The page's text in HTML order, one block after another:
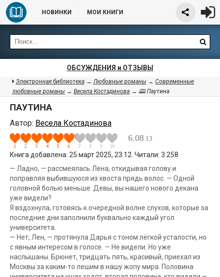
НОВИНКИ МОИ КНИГИ
ОБСУЖДЕНИЯ и ОТЗЫВЫ
Электронная библиотека →Любовные романы → Современные
любовные романы → Весела Костадинова → 🕮 Паутина
ПАУТИНА
Автор: Весела Костадинова
6.08 13
Книга добавлена: 25 март 2025, 23:12. Читали: 3 258
— Ладно, — рассмеялась Лена, откидывая голову и
поправляя выбившуюся из хвоста прядь волос. — Одной
головной болью меньше. Девы, вы нашего нового декана
уже видели?
Я вздохнула, готовясь к очередной волне слухов, которые за
последние дни заполнили буквально каждый угол
университета.
— Нет, Лен, — протянула Дарья с тоном лёгкой усталости, но
с явным интересом в голосе. — Не видели. Но уже
наслышаны. Брюнет, тридцать пять, красивый, приехал из
Москвы за каким-то лешим в нашу жопу мира. Половина